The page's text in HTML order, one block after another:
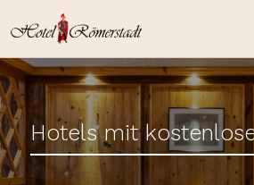
Hotels mit